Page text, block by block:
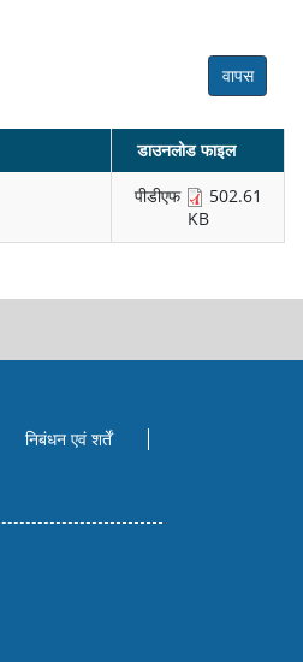
वापस
डाउनलोड फाइल
पीडीएफ
502.61
KB
निबंधन एवं शर्तें